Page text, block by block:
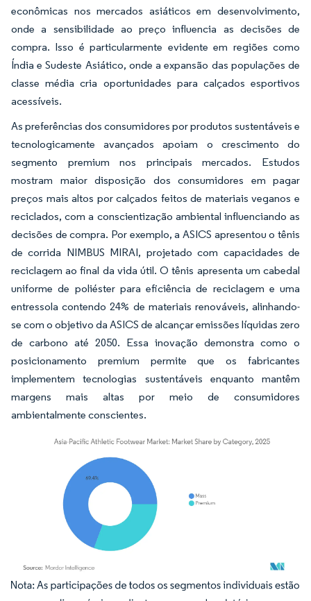
econômicas nos mercados asiáticos em desenvolvimento,
onde a sensibilidade ao preço influencia as decisões de
compra. Isso é particularmente evidente em regiões como
Índia e Sudeste Asiático, onde a expansão das populações de
classe média cria oportunidades para calçados esportivos
acessíveis.
As preferências dos consumidores por produtos sustentáveis e
tecnologicamente avançados apoiam o crescimento do
segmento premium nos principais mercados. Estudos
mostram maior disposição dos consumidores em pagar
preços mais altos por calçados feitos de materiais veganos e
reciclados, com a conscientização ambiental influenciando as
decisões de compra. Por exemplo, a ASICS apresentou o tênis
de corrida NIMBUS MIRAI, projetado com capacidades de
reciclagem ao final da vida útil. O tênis apresenta um cabedal
uniforme de poliéster para eficiência de reciclagem e uma
entressola contendo 24% de materiais renováveis, alinhando-
se com o objetivo da ASICS de alcançar emissões líquidas zero
de carbono até 2050. Essa inovação demonstra como o
posicionamento premium permite que os fabricantes
implementem tecnologias sustentáveis enquanto mantêm
margens mais altas por meio de consumidores
ambientalmente conscientes.
Imagem © Mordor Intelligence. O reuso requer atribuição conforme CC BY 4.0.